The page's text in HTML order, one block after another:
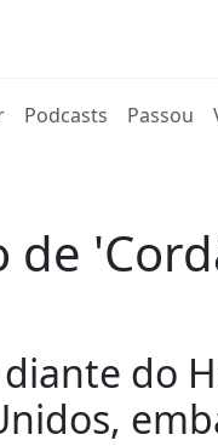
(current)
Podcasts Passou
de
do